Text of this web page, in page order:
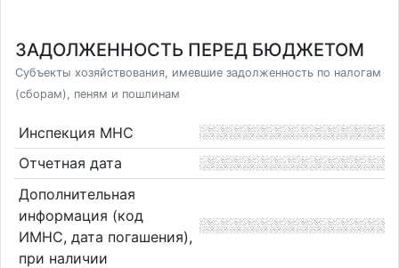
ЗАДОЛЖЕННОСТЬ ПЕРЕД БЮДЖЕТОМ
Субъекты хозяйствования, имевшие задолженность по налогам
(сборам), пеням и пошлинам
Инспекция МНС
Отчетная дата
Дополнительная
информация (код
ИМНС, дата погашения),
при наличии